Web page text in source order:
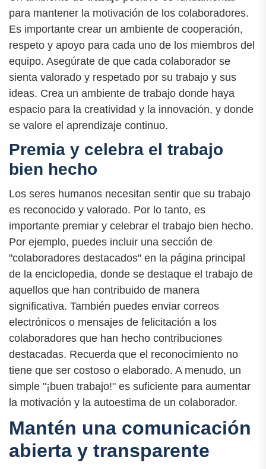
para mantener la motivación de los colaboradores.
Es importante crear un ambiente de cooperación,
respeto y apoyo para cada uno de los miembros del
equipo. Asegúrate de que cada colaborador se
sienta valorado y respetado por su trabajo y sus
ideas. Crea un ambiente de trabajo donde haya
espacio para la creatividad y la innovación, y donde
se valore el aprendizaje continuo.
Premia y celebra el trabajo
bien hecho
Los seres humanos necesitan sentir que su trabajo
es reconocido y valorado. Por lo tanto, es
importante premiar y celebrar el trabajo bien hecho.
Por ejemplo, puedes incluir una sección de
"colaboradores destacados" en la página principal
de la enciclopedia, donde se destaque el trabajo de
aquellos que han contribuido de manera
significativa. También puedes enviar correos
electrónicos o mensajes de felicitación a los
colaboradores que han hecho contribuciones
destacadas. Recuerda que el reconocimiento no
tiene que ser costoso o elaborado. A menudo, un
simple "¡buen trabajo!" es suficiente para aumentar
la motivación y la autoestima de un colaborador.
Mantén una comunicación
abierta y transparente